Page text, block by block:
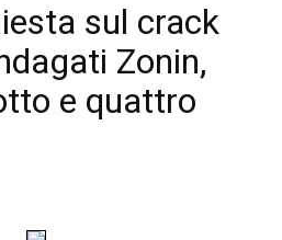
sul crack
Zonin,
e quattro